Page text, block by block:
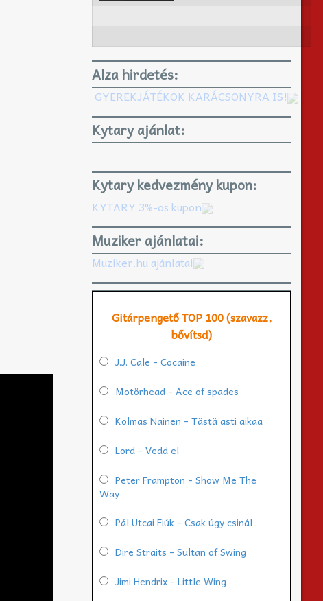
Alza hirdetés:
GYEREKJÁTÉKOK KARÁCSONYRA IS!
Kytary ajánlat:
Kytary kedvezmény kupon:
KYTARY 3%-os kupon
Muziker ajánlatai:
Muziker.hu ajánlatai
Gitárpengető TOP 100 (szavazz,
bővítsd)
J.J. Cale - Cocaine
Motörhead - Ace of spades
Kolmas Nainen - Tästä asti aikaa
Lord - Vedd el
Peter Frampton - Show Me The
Way
Pál Utcai Fiúk - Csak úgy csinál
Dire Straits - Sultan of Swing
Jimi Hendrix - Little Wing